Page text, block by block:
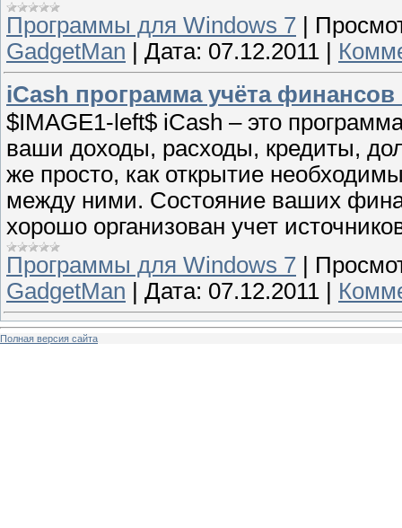
Программы для Windows 7
GadgetMan
Дата: 07.12.2011
iCash программа учёта
$IMAGE1-left$ iCash – это
ваши доходы, расходы, кредиты,
же просто, как открытие
между ними. Состояние ваших
хорошо организован учет
Программы для Windows 7 |
GadgetMan | Дата: 07.12.2011 |
Полная версия сайта